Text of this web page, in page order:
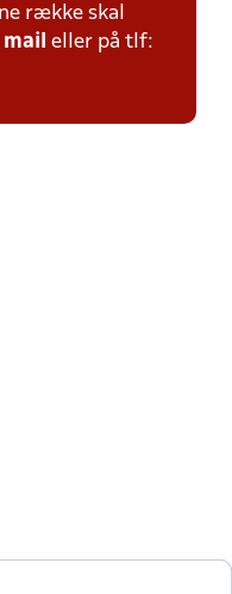
række skal
mail eller på tlf: